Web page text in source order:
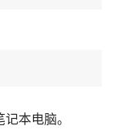
本电脑。